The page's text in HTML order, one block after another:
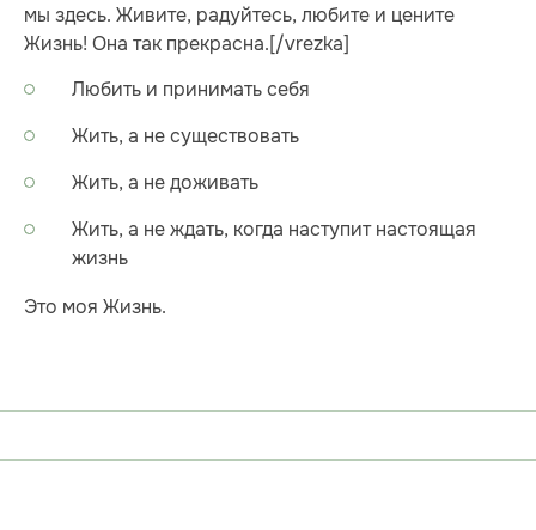
мы здесь. Живите, радуйтесь, любите и цените
Жизнь! Она так прекрасна.[/vrezka]
Любить и принимать себя
Жить, а не существовать
Жить, а не доживать
Жить, а не ждать, когда наступит настоящая
жизнь
Это моя Жизнь.